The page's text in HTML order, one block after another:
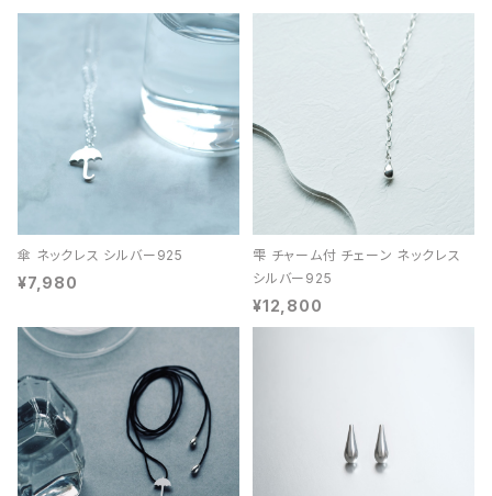
傘 ネックレス シルバー925
¥7,980
雫 チャーム付 チェーン ネックレス
シルバー925
¥12,800